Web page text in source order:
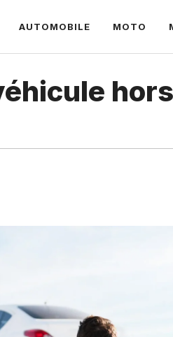
AUTOMOBILE MOTO
hors